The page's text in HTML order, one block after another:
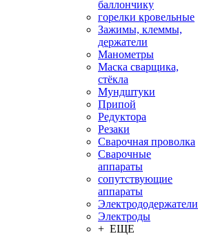
баллончику
горелки кровельные
Зажимы, клеммы,
держатели
Манометры
Маска сварщика,
стёкла
Мундштуки
Припой
Редуктора
Резаки
Сварочная проволка
Сварочные
аппараты
сопутствующие
аппараты
Электрододержатели
Электроды
+ ЕЩЕ